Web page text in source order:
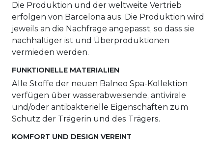
Die Produktion und der weltweite Vertrieb
erfolgen von Barcelona aus. Die Produktion wird
jeweils an die Nachfrage angepasst, so dass sie
nachhaltiger ist und Überproduktionen
vermieden werden.
FUNKTIONELLE MATERIALIEN
Alle Stoffe der neuen Balneo Spa-Kollektion
verfügen über wasserabweisende, antivirale
und/oder antibakterielle Eigenschaften zum
Schutz der Trägerin und des Trägers.
KOMFORT UND DESIGN VEREINT